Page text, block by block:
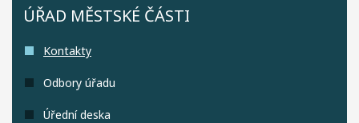
ÚŘAD MĚSTSKÉ ČÁSTI
Kontakty
Odbory úřadu
Úřední deska